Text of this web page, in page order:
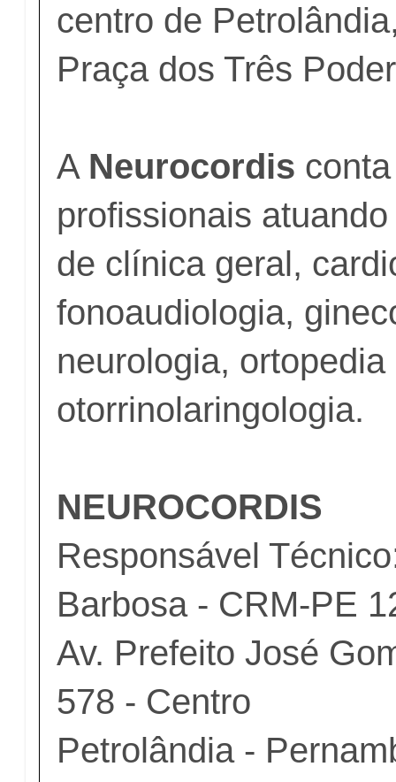
centro de
Praça dos Três
A Neurocordis
profissionais
de clínica geral,
fonoaudiologia,
neurologia, ortopedia
otorrinolaringologia.
NEUROCORDIS
Responsável
Barbosa - CRM-PE
Av. Prefeito José
578 - Centro
Petrolândia -